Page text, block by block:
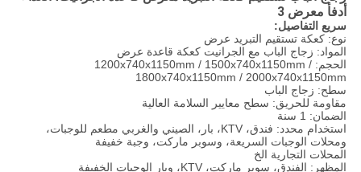
أدفأ معرض 3
سريع التفاصيل:
نوع: كعكة تستقيم التبريد عرض
المواد: زجاج الباب مع الجرانيت كعكة قاعدة عرض
الحجم: 1200x740x1150mm / 1500x740x1150mm /
1800x740x1150mm / 2000x740x1150mm
سطح: زجاج الباب
مقاومة للحريق: سطح معايير السلامة العالية
الضمان: 1 سنة
استخدام محدد: فندق، KTV، بار، الصيني والغربي مطعم للوجبات،
ومحلات الوجبات السريعة، وسوبر ماركت، وجبة خفيفة
المحلات التجارية الخ
المظهر: الفندق، سوبر ماركت، KTV، وبار الوجبات الخفيفة